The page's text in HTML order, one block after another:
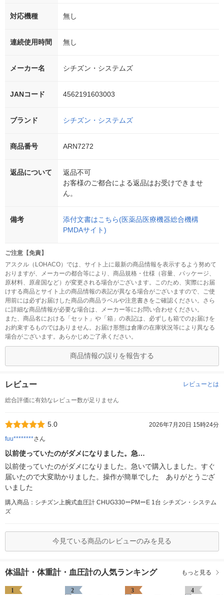
対応機種 無し
連続使用時間 無し
メーカー名 シチズン・システムズ
JANコード 4562191603003
ブランド シチズン・システムズ
商品番号 ARN7272
返品について
返品不可
お客様のご都合による返品はお受けできませ
ん。
備考
添付文書はこちら(医薬品医療機器総合機構
PMDAサイト)
ご注意【免責】
アスクル（LOHACO）では、サイト上に最新の商品情報を表示するよう努めて
おりますが、メーカーの都合等により、商品規格・仕様（容量、パッケージ、
原材料、原産国など）が変更される場合がございます。このため、実際にお届
けする商品とサイト上の商品情報の表記が異なる場合がございますので、ご使
用前には必ずお届けした商品の商品ラベルや注意書きをご確認ください。さら
に詳細な商品情報が必要な場合は、メーカー等にお問い合わせください。
また、商品名における「セット」や「箱」の表記は、必ずしも箱でのお届けを
お約束するものではありません。お届け形態は倉庫の在庫状況等により異なる
場合がございます。あらかじめご了承ください。
商品情報の誤りを報告する
レビュー レビューとは
総合評価に有効なレビュー数が足りません
5.0
2026年7月20日 15時24分
fuu********さん
以前使っていたのがダメになりました。急…
以前使っていたのがダメになりました。急いで購入しました。すぐ
届いたので大変助かりました。操作が簡単でした ありがとうござ
いました
購入商品：シチズン上腕式血圧計 CHUG330ーPMーE 1台 シチズン・システム
ズ
今見ている商品のレビューのみを見る
体温計・体重計・血圧計の人気ランキング もっと見る
1 2 3 4